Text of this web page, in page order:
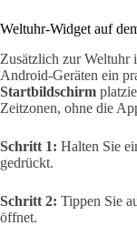
Weltuhr-Widget auf
Zusätzlich zur Weltuhr
Android-Geräten ein
Startbildschirm
Zeitzonen, ohne die
Schritt 1: Halten Sie
gedrückt.
Schritt 2: Tippen Sie
öffnet.